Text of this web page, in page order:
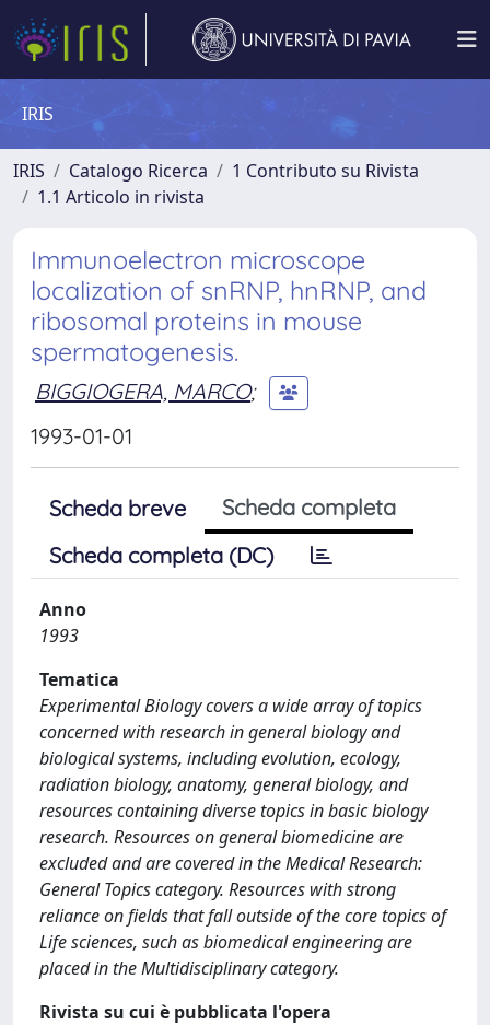
IRIS
IRIS Catalogo Ricerca
1 Contributo su Rivista
1.1 Articolo in rivista
Immunoelectron microscope
localization of snRNP, hnRNP, and
ribosomal proteins in mouse
spermatogenesis.
BIGGIOGERA, MARCO;
1993-01-01
Scheda breve
Scheda completa
Scheda completa (DC)
Anno
1993
Tematica
Experimental Biology covers a wide array of topics
concerned with research in general biology and
biological systems, including evolution, ecology,
radiation biology, anatomy, general biology, and
resources containing diverse topics in basic biology
research. Resources on general biomedicine are
excluded and are covered in the Medical Research:
General Topics category. Resources with strong
reliance on fields that fall outside of the core topics of
Life sciences, such as biomedical engineering are
placed in the Multidisciplinary category.
Rivista su cui è pubblicata l'opera